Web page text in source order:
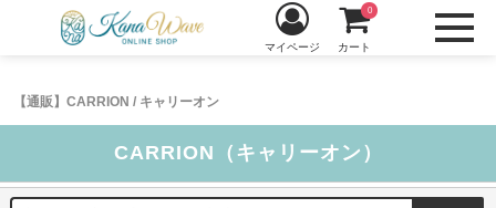
【通販】CARRION / キャリーオン
マイページ カート
0
CARRION（キャリーオン）